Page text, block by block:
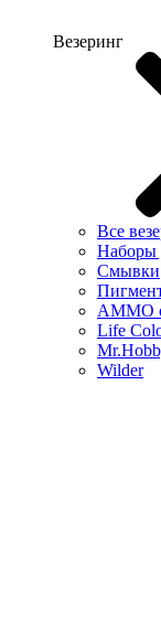
Везеринг
Все
Наборы
Смывки
AMMO
Life
Wilder